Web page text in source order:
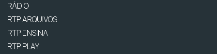
RÁDIO
RTP ARQUIVOS
RTP ENSINA
RTP PLAY